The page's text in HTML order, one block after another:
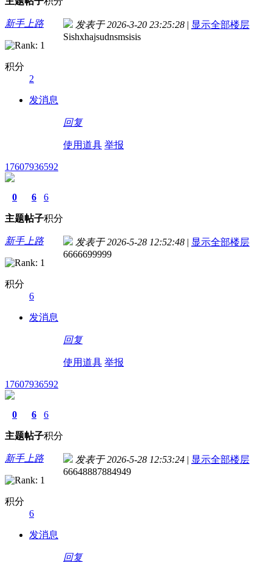
新手上路
积分
2
发消息
发表于 2026-3-20 23:25:28 | 显示全部楼层
Sishxhajsudnsmsisis
回复
使用道具 举报
17607936592
0
主题
6
帖子
6
积分
新手上路
积分
6
发消息
发表于 2026-5-28 12:52:48 | 显示全部楼层
6666699999
回复
使用道具 举报
17607936592
0
主题
6
帖子
6
积分
新手上路
积分
6
发消息
发表于 2026-5-28 12:53:24 | 显示全部楼层
66648887884949
回复